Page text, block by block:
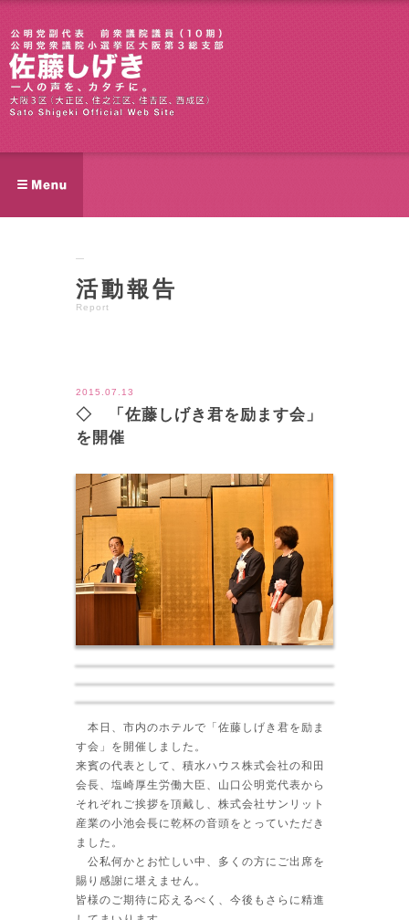
活動報告
Report
2015.07.13
◇ 「佐藤しげき君を励ます会」
を開催
本日、市内のホテルで「佐藤しげき君を励ま
す会」を開催しました。
来賓の代表として、積水ハウス株式会社の和田
会長、塩崎厚生労働大臣、山口公明党代表から
それぞれご挨拶を頂戴し、株式会社サンリット
産業の小池会長に乾杯の音頭をとっていただき
ました。
公私何かとお忙しい中、多くの方にご出席を
賜り感謝に堪えません。
皆様のご期待に応えるべく、今後もさらに精進